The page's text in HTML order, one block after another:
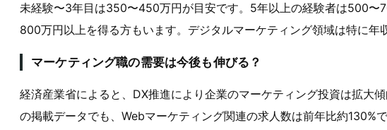
未経験〜3年目は350〜450万円が目安です。5年以上の経験者は500〜
800万円以上を得る方もいます。デジタルマーケティング領域は特に年
マーケティング職の需要は今後も伸びる？
経済産業省によると、DX推進により企業のマーケティング投資は拡大
の掲載データでも、Webマーケティング関連の求人数は前年比約130%